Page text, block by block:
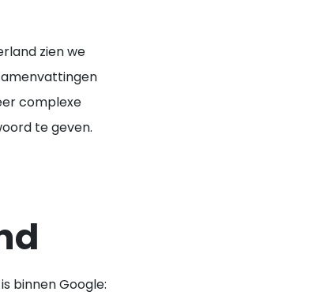
zien we
complexe
te geven.
binnen Google: